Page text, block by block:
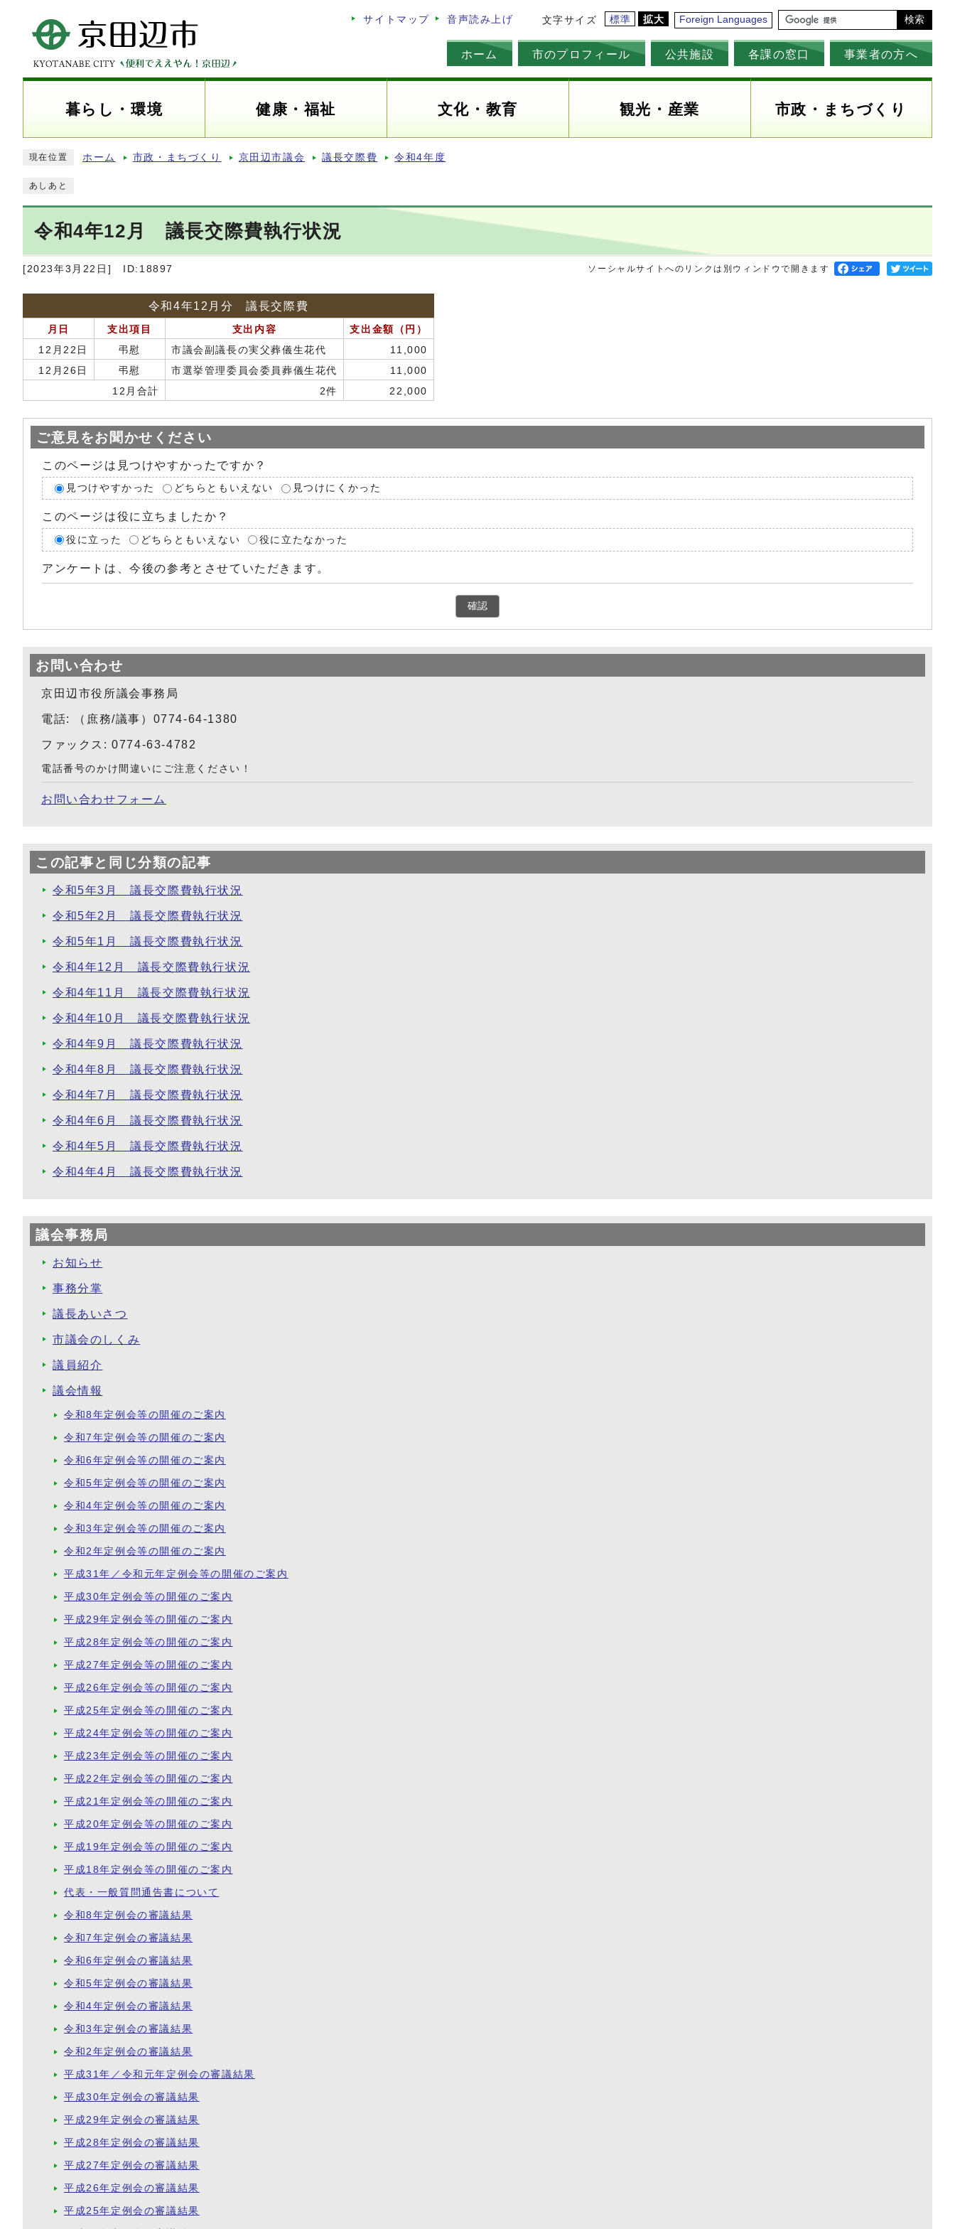
サイトマップ 音声読み上げ 文字サイズ 標準 拡大 Foreign Languages 検索
ホーム 市のプロフィール 公共施設 各課の窓口 事業者の方へ
暮らし・環境 健康・福祉 文化・教育 観光・産業 市政・まちづくり
現在位置 ホーム 市政・まちづくり 京田辺市議会 議長交際費 令和4年度
あしあと
令和4年12月 議長交際費執行状況
[2023年3月22日] ID:18897 ソーシャルサイトへのリンクは別ウィンドウで開きます
令和4年12月分 議長交際費
月日 支出項目 支出内容
支出金額（円）
12月22日
弔慰 市議会副議長の実父葬儀生花代
11,000
12月26日
弔慰 市選挙管理委員会委員葬儀生花代
11,000
12月合計
2件 22,000
ご意見をお聞かせください
このページは見つけやすかったですか？
見つけやすかった どちらともいえない 見つけにくかった
このページは役に立ちましたか？
役に立った どちらともいえない 役に立たなかった
アンケートは、今後の参考とさせていただきます。
確認
お問い合わせ
京田辺市役所議会事務局
電話: （庶務/議事）0774-64-1380
ファックス: 0774-63-4782
電話番号のかけ間違いにご注意ください！
お問い合わせフォーム
この記事と同じ分類の記事
令和5年3月 議長交際費執行状況
令和5年2月 議長交際費執行状況
令和5年1月 議長交際費執行状況
令和4年12月 議長交際費執行状況
令和4年11月 議長交際費執行状況
令和4年10月 議長交際費執行状況
令和4年9月 議長交際費執行状況
令和4年8月 議長交際費執行状況
令和4年7月 議長交際費執行状況
令和4年6月 議長交際費執行状況
令和4年5月 議長交際費執行状況
令和4年4月 議長交際費執行状況
議会事務局
お知らせ
事務分掌
議長あいさつ
市議会のしくみ
議員紹介
議会情報
令和8年定例会等の開催のご案内
令和7年定例会等の開催のご案内
令和6年定例会等の開催のご案内
令和5年定例会等の開催のご案内
令和4年定例会等の開催のご案内
令和3年定例会等の開催のご案内
令和2年定例会等の開催のご案内
平成31年／令和元年定例会等の開催のご案内
平成30年定例会等の開催のご案内
平成29年定例会等の開催のご案内
平成28年定例会等の開催のご案内
平成27年定例会等の開催のご案内
平成26年定例会等の開催のご案内
平成25年定例会等の開催のご案内
平成24年定例会等の開催のご案内
平成23年定例会等の開催のご案内
平成22年定例会等の開催のご案内
平成21年定例会等の開催のご案内
平成20年定例会等の開催のご案内
平成19年定例会等の開催のご案内
平成18年定例会等の開催のご案内
代表・一般質問通告書について
令和8年定例会の審議結果
令和7年定例会の審議結果
令和6年定例会の審議結果
令和5年定例会の審議結果
令和4年定例会の審議結果
令和3年定例会の審議結果
令和2年定例会の審議結果
平成31年／令和元年定例会の審議結果
平成30年定例会の審議結果
平成29年定例会の審議結果
平成28年定例会の審議結果
平成27年定例会の審議結果
平成26年定例会の審議結果
平成25年定例会の審議結果